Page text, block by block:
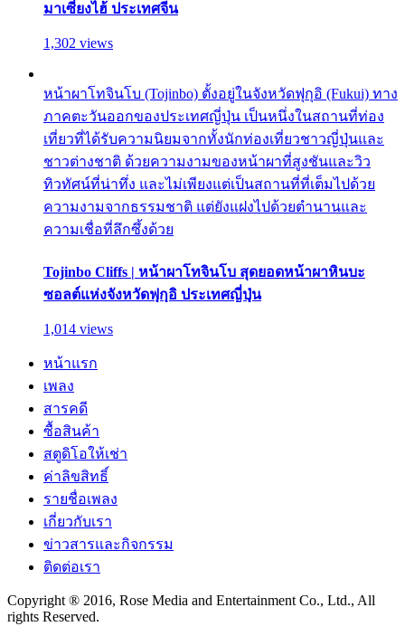
มาเซี่ยงไฮ้ ประเทศจีน
1,302 views
หน้าผาโทจินโบ (Tojinbo) ตั้งอยู่ในจังหวัดฟุกุอิ (Fukui) ทาง
ภาคตะวันออกของประเทศญี่ปุ่น เป็นหนึ่งในสถานที่ท่อง
เที่ยวที่ได้รับความนิยมจากทั้งนักท่องเที่ยวชาวญี่ปุ่นและ
ชาวต่างชาติ ด้วยความงามของหน้าผาที่สูงชันและวิว
ทิวทัศน์ที่น่าทึ่ง และไม่เพียงแต่เป็นสถานที่ที่เต็มไปด้วย
ความงามจากธรรมชาติ แต่ยังแฝงไปด้วยตำนานและ
ความเชื่อที่ลึกซึ้งด้วย
Tojinbo Cliffs | หน้าผาโทจินโบ สุดยอดหน้าผาหินบะ
ซอลต์แห่งจังหวัดฟุกุอิ ประเทศญี่ปุ่น
1,014 views
หน้าแรก
เพลง
สารคดี
ซื้อสินค้า
สตูดิโอให้เช่า
ค่าลิขสิทธิ์
รายชื่อเพลง
เกี่ยวกับเรา
ข่าวสารและกิจกรรม
ติดต่อเรา
Copyright ® 2016, Rose Media and Entertainment Co., Ltd., All
rights Reserved.